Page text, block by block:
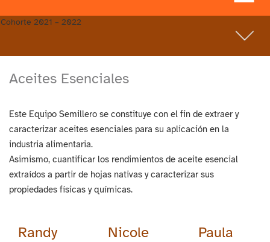
Cohorte 2021 – 2022
Aceites Esenciales
Este Equipo Semillero se constituye con el fin de extraer y
caracterizar aceites esenciales para su aplicación en la
industria alimentaria.
Asimismo, cuantificar los rendimientos de aceite esencial
extraídos a partir de hojas nativas y caracterizar sus
propiedades físicas y químicas.
Randy
Nicole
Paula